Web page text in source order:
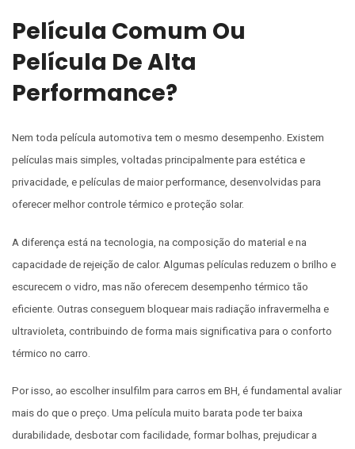
Película Comum Ou
Película De Alta
Performance?
Nem toda película automotiva tem o mesmo desempenho. Existem
películas mais simples, voltadas principalmente para estética e
privacidade, e películas de maior performance, desenvolvidas para
oferecer melhor controle térmico e proteção solar.
A diferença está na tecnologia, na composição do material e na
capacidade de rejeição de calor. Algumas películas reduzem o brilho e
escurecem o vidro, mas não oferecem desempenho térmico tão
eficiente. Outras conseguem bloquear mais radiação infravermelha e
ultravioleta, contribuindo de forma mais significativa para o conforto
térmico no carro.
Por isso, ao escolher insulfilm para carros em BH, é fundamental avaliar
mais do que o preço. Uma película muito barata pode ter baixa
durabilidade, desbotar com facilidade, formar bolhas, prejudicar a